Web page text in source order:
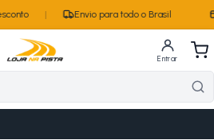
Envio para todo o Brasil
Entrar